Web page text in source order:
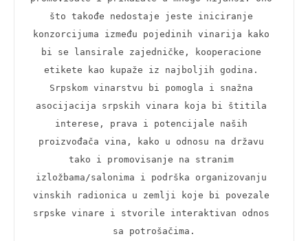
što takođe nedostaje jeste iniciranje
konzorcijuma između pojedinih vinarija kako
bi se lansirale zajedničke, kooperacione
etikete kao kupaže iz najboljih godina.
Srpskom vinarstvu bi pomogla i snažna
asocijacija srpskih vinara koja bi štitila
interese, prava i potencijale naših
proizvođača vina, kako u odnosu na državu
tako i promovisanje na stranim
izložbama/salonima i podrška organizovanju
vinskih radionica u zemlji koje bi povezale
srpske vinare i stvorile interaktivan odnos
sa potrošačima.